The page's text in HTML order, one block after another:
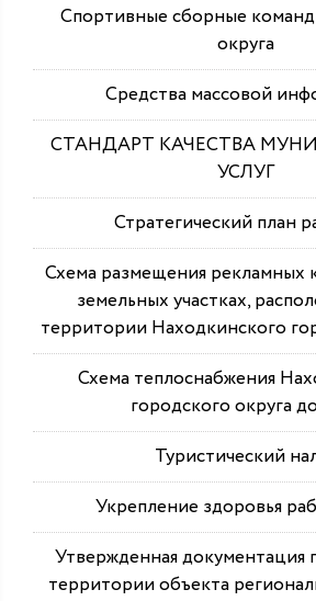
Спортивные сборные
округа
Средства массовой
СТАНДАРТ КАЧЕСТВА
УСЛУГ
Стратегический план
Схема размещения рекламных
земельных участках,
территории Находкинского
Схема теплоснабжения
городского округа
Туристический
Укрепление здоровья
Утвержденная документация
территории объекта